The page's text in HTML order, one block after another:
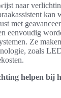
naar
kan
met
eenvoudig
Ze
zoals
helpen bij